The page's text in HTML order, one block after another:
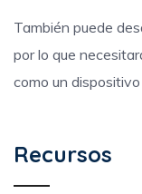
También puede
por lo que
como un
Recursos